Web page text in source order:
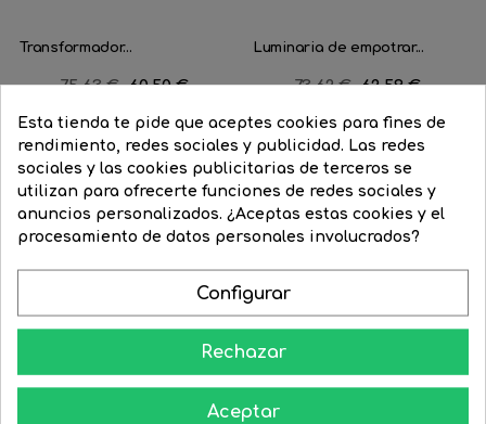
Transformador...
Precio
75,63 € Precio
60,50 €
COMPRAR 
Luminaria de empotrar...
Precio
73,62 € Precio
62,59 €
COMPRAR 
Aprende como darle a tu casa todo el esplendor en las noches
Esta tienda te pide que aceptes cookies para fines de
rendimiento, redes sociales y publicidad. Las redes
sociales y las cookies publicitarias de terceros se
utilizan para ofrecerte funciones de redes sociales y
anuncios personalizados. ¿Aceptas estas cookies y el
procesamiento de datos personales involucrados?
Configurar
Rechazar
Aceptar